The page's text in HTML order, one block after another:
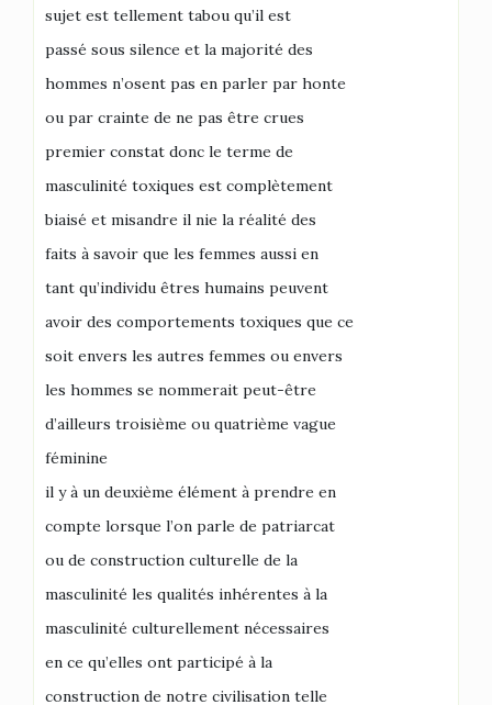
sujet est tellement tabou qu’il est
passé sous silence et la majorité des
hommes n’osent pas en parler par honte
ou par crainte de ne pas être crues
premier constat donc le terme de
masculinité toxiques est complètement
biaisé et misandre il nie la réalité des
faits à savoir que les femmes aussi en
tant qu’individu êtres humains peuvent
avoir des comportements toxiques que ce
soit envers les autres femmes ou envers
les hommes se nommerait peut-être
d’ailleurs troisième ou quatrième vague
féminine
il y à un deuxième élément à prendre en
compte lorsque l’on parle de patriarcat
ou de construction culturelle de la
masculinité les qualités inhérentes à la
masculinité culturellement nécessaires
en ce qu’elles ont participé à la
construction de notre civilisation telle